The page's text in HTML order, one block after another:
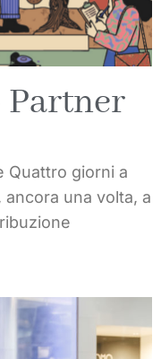
Quattro giorni a
una volta, a